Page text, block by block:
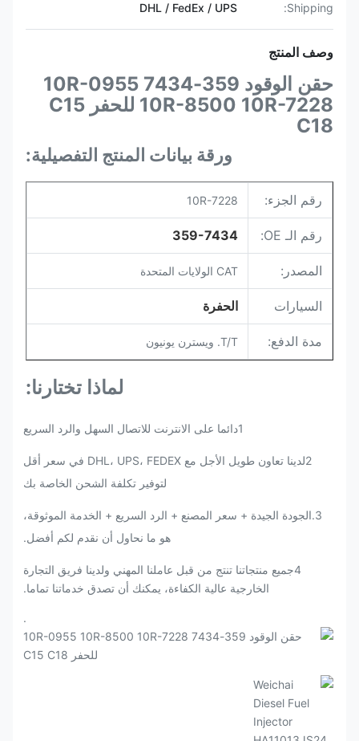
Shipping:
DHL / FedEx / UPS
وصف المنتج
حقن الوقود 359-7434 10R-0955
10R-8500 10R-7228 للحفر C15
C18
ورقة بيانات المنتج التفصيلية:
رقم الجزء: 10R-7228
رقم الـ OE: 359-7434
المصدر: CAT الولايات المتحدة
السيارات الحفرة
مدة الدفع: T/T. ويسترن يونيون
لماذا تختارنا:
1دائما على الانترنت للاتصال السهل والرد السريع
2لدينا تعاون طويل الأجل مع DHL، UPS، FEDEX في سعر أقل
لتوفير تكلفة الشحن الخاصة بك
3
.الجودة الجيدة + سعر المصنع + الرد السريع + الخدمة الموثوقة،
هو ما نحاول أن نقدم لكم أفضل.
4جميع منتجاتنا تنتج من قبل عاملنا المهني ولدينا فريق التجارة
الخارجية عالية الكفاءة، يمكنك أن تصدق خدماتنا تماما.
.